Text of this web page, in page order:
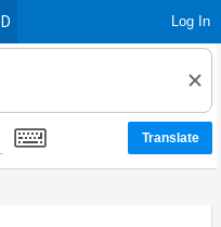
Log In